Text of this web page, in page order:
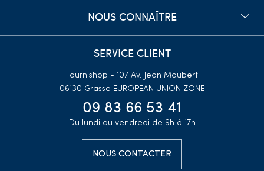
NOUS CONNAÎTRE
SERVICE CLIENT
Fournishop - 107 Av. Jean Maubert
06130 Grasse EUROPEAN UNION ZONE
09 83 66 53 41
Du lundi au vendredi de 9h à 17h
NOUS CONTACTER